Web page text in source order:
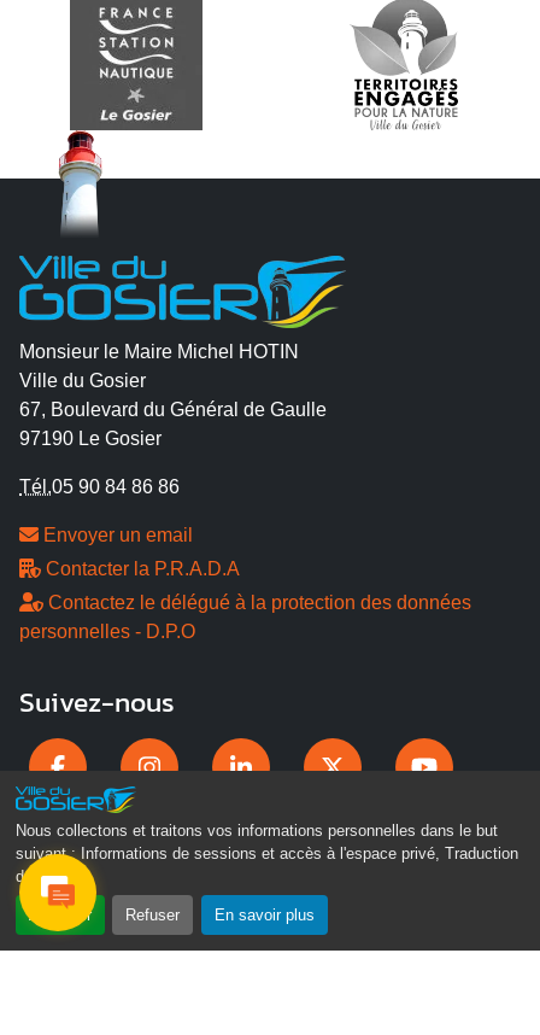
Nous collectons et traitons vos informations personnelles dans le but
suivant :
Informations de sessions et accès à l'espace privé, Traduction
des pages .
Accepter Refuser En savoir plus
Monsieur le Maire Michel HOTIN
Ville du Gosier
67, Boulevard du Général de Gaulle
97190 Le Gosier
Tél.05 90 84 86 86
Envoyer un email
Contacter la P.R.A.D.A
Contactez le délégué à la protection des données
personnelles - D.P.O
Suivez-nous